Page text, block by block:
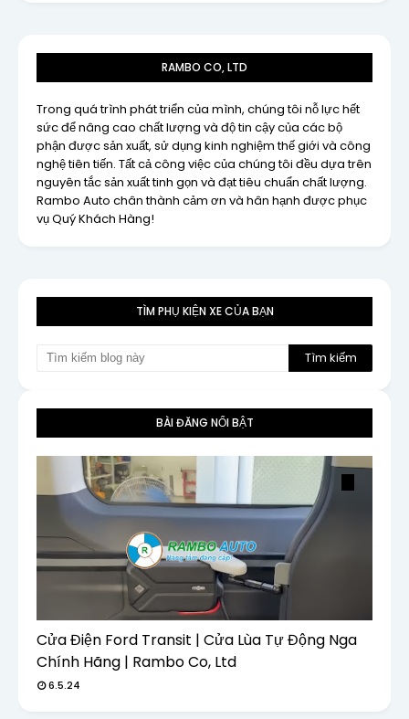
RAMBO CO, LTD
Trong quá trình phát triển của mình, chúng tôi nỗ lực hết
sức để nâng cao chất lượng và độ tin cậy của các bộ
phận được sản xuất, sử dụng kinh nghiệm thế giới và công
nghệ tiên tiến. Tất cả công việc của chúng tôi đều dựa trên
nguyên tắc sản xuất tinh gọn và đạt tiêu chuẩn chất lượng.
Rambo Auto chân thành cảm ơn và hân hạnh được phục
vụ Quý Khách Hàng!
TÌM PHỤ KIỆN XE CỦA BẠN
BÀI ĐĂNG NỔI BẬT
Cửa Điện Ford Transit | Cửa Lùa Tự Động Nga
Chính Hãng | Rambo Co, Ltd
6.5.24